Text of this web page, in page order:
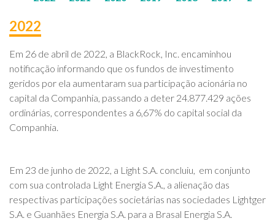
2022
Em 26 de abril de 2022, a BlackRock, Inc. encaminhou
notificação informando que os fundos de investimento
geridos por ela aumentaram sua participação acionária no
capital da Companhia, passando a deter 24.877.429 ações
ordinárias, correspondentes a 6,67% do capital social da
Companhia.
Em 23 de junho de 2022, a Light S.A. concluiu, em conjunto
com sua controlada Light Energia S.A., a alienação das
respectivas participações societárias nas sociedades Lightger
S.A. e Guanhães Energia S.A. para a Brasal Energia S.A.